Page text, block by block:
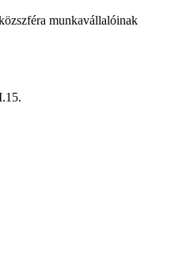
munkavállalóinak